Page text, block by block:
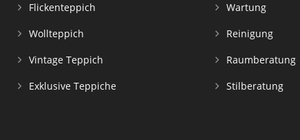
Flickenteppich
Wollteppich
Vintage Teppich
Exklusive Teppiche
Wartung
Reinigung
Raumberatung
Stilberatung